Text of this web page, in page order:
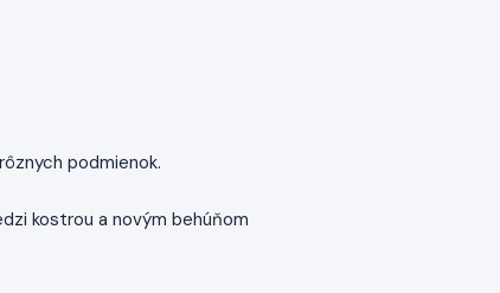
podmienok.
kostrou a novým behúňom